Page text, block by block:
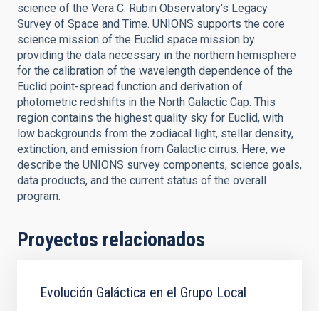
science of the Vera C. Rubin Observatory's Legacy
Survey of Space and Time. UNIONS supports the core
science mission of the Euclid space mission by
providing the data necessary in the northern hemisphere
for the calibration of the wavelength dependence of the
Euclid point-spread function and derivation of
photometric redshifts in the North Galactic Cap. This
region contains the highest quality sky for Euclid, with
low backgrounds from the zodiacal light, stellar density,
extinction, and emission from Galactic cirrus. Here, we
describe the UNIONS survey components, science goals,
data products, and the current status of the overall
program.
Proyectos relacionados
Evolución Galáctica en el Grupo Local